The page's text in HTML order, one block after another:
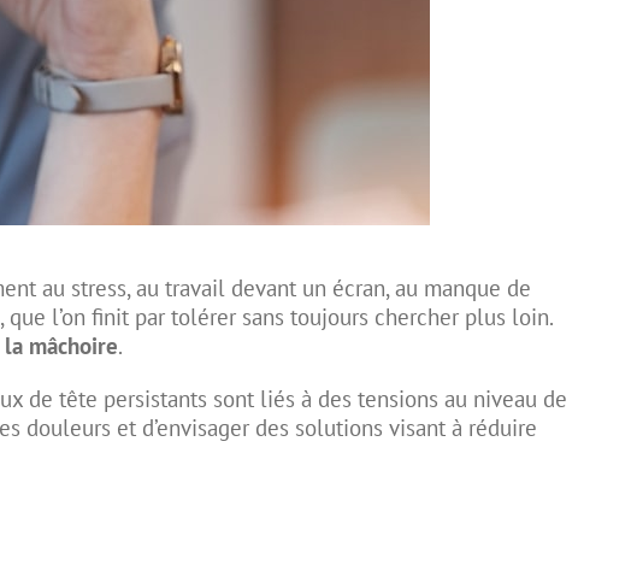
au stress, au travail devant un écran, au manque de
l’on finit par tolérer sans toujours chercher plus loin.
la mâchoire.
de tête persistants sont liés à des tensions au niveau de
et d’envisager des solutions visant à réduire